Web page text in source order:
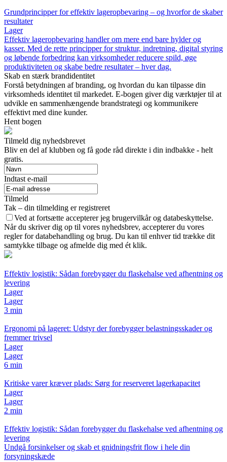
Grundprincipper for effektiv lageropbevaring – og hvorfor de skaber
resultater
Lager
Effektiv lageropbevaring handler om mere end bare hylder og
kasser. Med de rette principper for struktur, indretning, digital styring
og løbende forbedring kan virksomheder reducere spild, øge
produktiviteten og skabe bedre resultater – hver dag.
Skab en stærk brandidentitet
Forstå betydningen af branding, og hvordan du kan tilpasse din
virksomheds identitet til markedet. E-bogen giver dig værktøjer til at
udvikle en sammenhængende brandstrategi og kommunikere
effektivt med dine kunder.
Hent bogen
Tilmeld dig nyhedsbrevet
Bliv en del af klubben og få gode råd direkte i din indbakke - helt
gratis.
Indtast e-mail
Tilmeld
Tak – din tilmelding er registreret
Ved at fortsætte accepterer jeg brugervilkår og databeskyttelse.
Når du skriver dig op til vores nyhedsbrev, accepterer du vores
regler for databehandling og brug. Du kan til enhver tid trække dit
samtykke tilbage og afmelde dig med ét klik.
Effektiv logistik: Sådan forebygger du flaskehalse ved afhentning og
levering
Lager
Lager
3 min
Ergonomi på lageret: Udstyr der forebygger belastningsskader og
fremmer trivsel
Lager
Lager
6 min
Kritiske varer kræver plads: Sørg for reserveret lagerkapacitet
Lager
Lager
2 min
Effektiv logistik: Sådan forebygger du flaskehalse ved afhentning og
levering
Undgå forsinkelser og skab et gnidningsfrit flow i hele din
forsyningskæde